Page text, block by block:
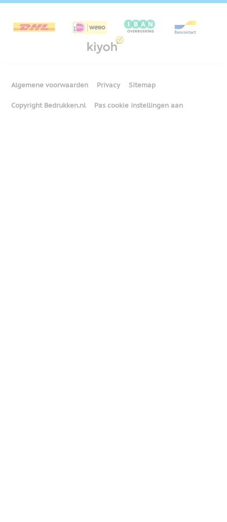
Algemene voorwaarden Privacy Sitemap
Copyright Bedrukken.nl Pas cookie instellingen aan